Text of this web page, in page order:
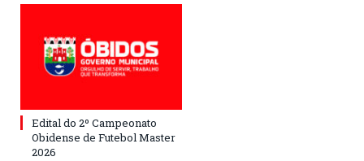
Edital do 2º Campeonato
Obidense de Futebol Master
2026